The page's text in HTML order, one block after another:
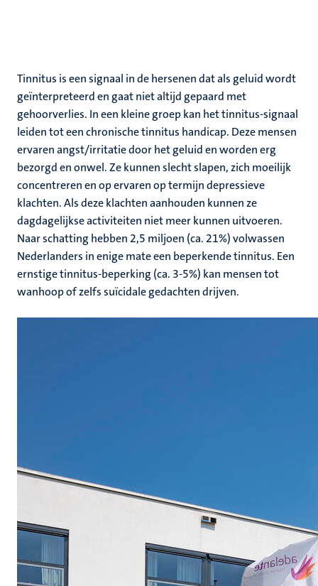
Tinnitus is een signaal in de hersenen dat als geluid wordt
geïnterpreteerd en gaat niet altijd gepaard met
gehoorverlies. In een kleine groep kan het tinnitus-signaal
leiden tot een chronische tinnitus handicap. Deze mensen
ervaren angst/irritatie door het geluid en worden erg
bezorgd en onwel. Ze kunnen slecht slapen, zich moeilijk
concentreren en op ervaren op termijn depressieve
klachten. Als deze klachten aanhouden kunnen ze
dagdagelijkse activiteiten niet meer kunnen uitvoeren.
Naar schatting hebben 2,5 miljoen (ca. 21%) volwassen
Nederlanders in enige mate een beperkende tinnitus. Een
ernstige tinnitus-beperking (ca. 3-5%) kan mensen tot
wanhoop of zelfs suïcidale gedachten drijven.